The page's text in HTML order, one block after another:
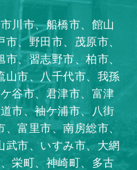
川市、船橋市、館山
、野田市、茂原市、
、習志野市、柏市、
山市、八千代市、我孫
谷市、君津市、富津
市、袖ケ浦市、八街
富里市、南房総市、
武市、いすみ市、大網
栄町、神崎町、多古